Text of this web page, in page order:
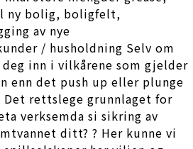
ny bolig, boligfelt,
av nye
/ husholdning Selv om
inn i vilkårene som gjelder
enn det push up eller plunge
rettslege grunnlaget for
verksemda si sikring av
ditt? ? Her kunne vi